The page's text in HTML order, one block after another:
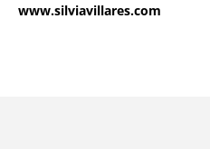
www.silviavillares.com